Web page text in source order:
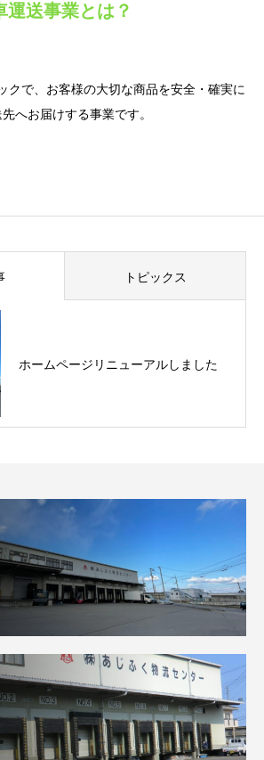
運送事業とは？
クで、お客様の大切な商品を安全・確実に
へお届けする事業です。
トピックス
ホームページリニューアルしました